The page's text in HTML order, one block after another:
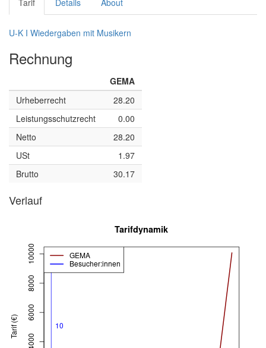
Tarif Details About
U-K I Wiedergaben mit Musikern
Rechnung
GEMA
Urheberrecht
28.20
Leistungsschutzrecht
0.00
Netto
28.20
USt
1.97
Brutto
30.17
Verlauf